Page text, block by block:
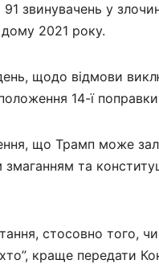
звинувачень у
2021 року.
щодо відмови
14-ї
що Трамп може
та
стосовно того,
краще передати